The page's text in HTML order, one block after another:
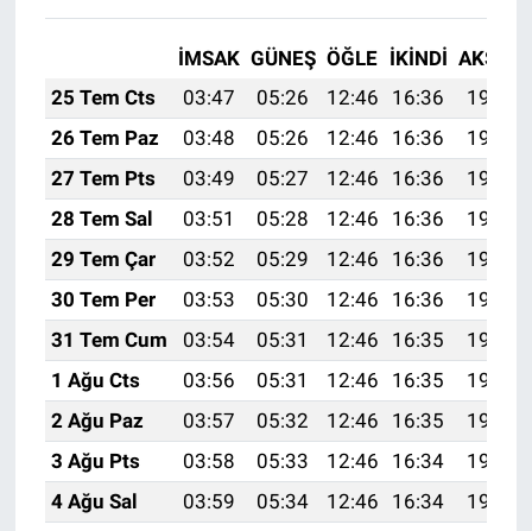
İMSAK GÜNEŞ ÖĞLE İKINDI AKŞAM
25 Tem Cts
03:47 05:26 12:46 16:36
19:57
26 Tem Paz
03:48 05:26 12:46 16:36
19:56
27 Tem Pts
03:49 05:27 12:46 16:36
19:55
28 Tem Sal
03:51 05:28 12:46 16:36
19:54
29 Tem Çar
03:52 05:29 12:46 16:36
19:54
30 Tem Per
03:53 05:30 12:46 16:36
19:53
31 Tem Cum
03:54 05:31 12:46 16:35
19:52
1 Ağu Cts
03:56 05:31 12:46 16:35
19:51
2 Ağu Paz
03:57 05:32 12:46 16:35
19:50
3 Ağu Pts
03:58 05:33 12:46 16:34
19:49
4 Ağu Sal
03:59 05:34 12:46 16:34
19:48